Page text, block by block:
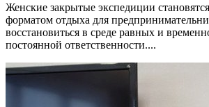
Женские закрытые экспедиции
форматом отдыха для
восстановиться в среде равных и
постоянной ответственности....